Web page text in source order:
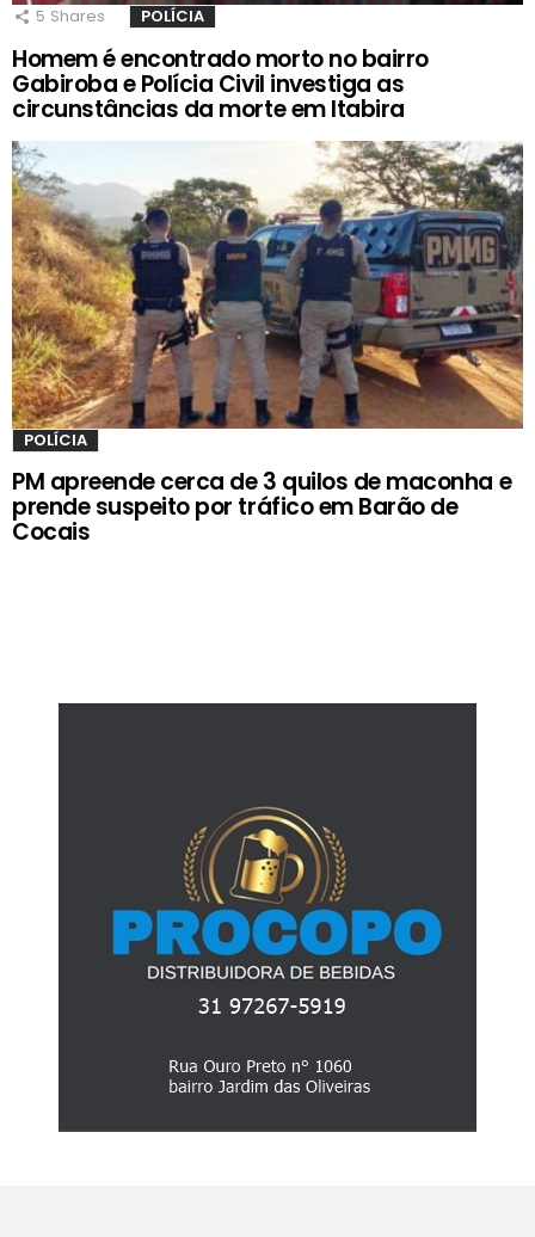
5 Shares POLÍCIA
Homem é encontrado morto no bairro
Gabiroba e Polícia Civil investiga as
circunstâncias da morte em Itabira
POLÍCIA
PM apreende cerca de 3 quilos de maconha e
prende suspeito por tráfico em Barão de
Cocais